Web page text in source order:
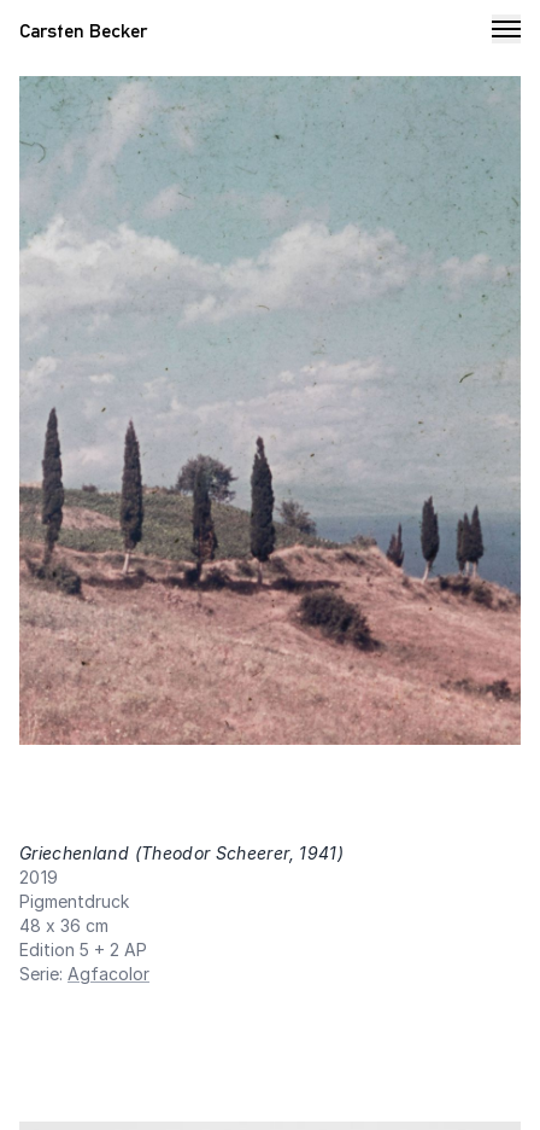
Carsten Becker
Griechenland (Theodor Scheerer, 1941),
2019
Pigmentdruck
48 x 36 cm
Edition 5 + 2 AP
Serie: Agfacolor